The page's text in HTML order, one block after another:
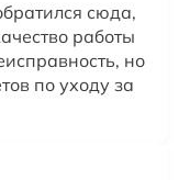
сюда,
работы
но
по уходу за